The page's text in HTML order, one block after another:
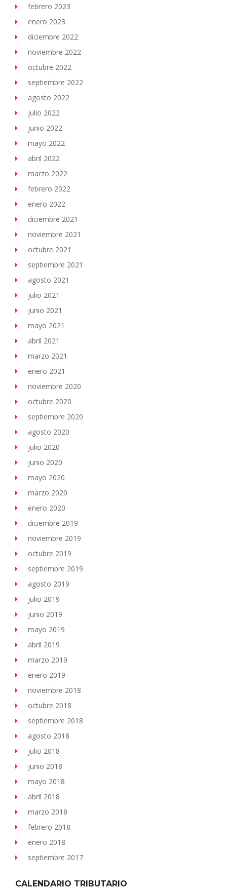
febrero 2023
enero 2023
diciembre 2022
noviembre 2022
octubre 2022
septiembre 2022
agosto 2022
julio 2022
junio 2022
mayo 2022
abril 2022
marzo 2022
febrero 2022
enero 2022
diciembre 2021
noviembre 2021
octubre 2021
septiembre 2021
agosto 2021
julio 2021
junio 2021
mayo 2021
abril 2021
marzo 2021
enero 2021
noviembre 2020
octubre 2020
septiembre 2020
agosto 2020
julio 2020
junio 2020
mayo 2020
marzo 2020
enero 2020
diciembre 2019
noviembre 2019
octubre 2019
septiembre 2019
agosto 2019
julio 2019
junio 2019
mayo 2019
abril 2019
marzo 2019
enero 2019
noviembre 2018
octubre 2018
septiembre 2018
agosto 2018
julio 2018
junio 2018
mayo 2018
abril 2018
marzo 2018
febrero 2018
enero 2018
septiembre 2017
CALENDARIO TRIBUTARIO